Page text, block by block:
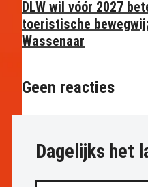
DLW wil vóór 2027
toeristische
Wassenaar
Geen reacties
Dagelijks het